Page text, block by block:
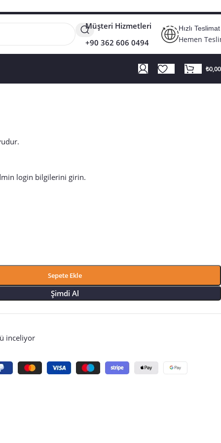
Müşteri Hizmetleri
+90 362 606 0494
Hızlı Teslimat
Hemen
₺0,00
login bilgilerini girin.
Sepete Ekle
Şimdi Al
inceliyor